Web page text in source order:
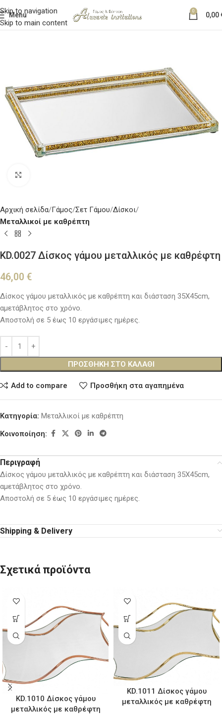
Skip to navigation
Skip to main content
Menu 0 0,00
Αρχική σελίδα Γάμος Σετ Γάμου Δίσκοι
Μεταλλικοί με καθρέπτη
KD.0027 Δίσκος γάμου μεταλλικός με καθρέφτη
46,00 €
Δίσκος γάμου μεταλλικός με καθρέπτη και διάσταση 35Χ45cm,
αμετάβλητος στο χρόνο.
Αποστολή σε 5 έως 10 εργάσιμες ημέρες.
ΠΡΟΣΘΉΚΗ ΣΤΟ ΚΑΛΆΘΙ
Add to compare Προσθήκη στα αγαπημένα
Κατηγορία: Μεταλλικοί με καθρέπτη
Κοινοποίηση:
Περιγραφή
Δίσκος γάμου μεταλλικός με καθρέπτη και διάσταση 35Χ45cm,
αμετάβλητος στο χρόνο.
Αποστολή σε 5 έως 10 εργάσιμες ημέρες.
Shipping & Delivery
Σχετικά προϊόντα
KD.1010 Δίσκος γάμου
μεταλλικός με καθρέφτη
KD.1011 Δίσκος γάμου
μεταλλικός με καθρέφτη